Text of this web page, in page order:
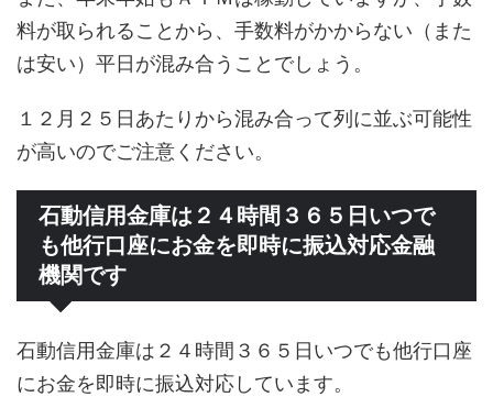
料が取られることから、手数料がかからない（また
は安い）平日が混み合うことでしょう。
１２月２５日あたりから混み合って列に並ぶ可能性
が高いのでご注意ください。
石動信用金庫は２４時間３６５日いつで
も他行口座にお金を即時に振込対応金融
機関です
石動信用金庫は２４時間３６５日いつでも他行口座
にお金を即時に振込対応しています。